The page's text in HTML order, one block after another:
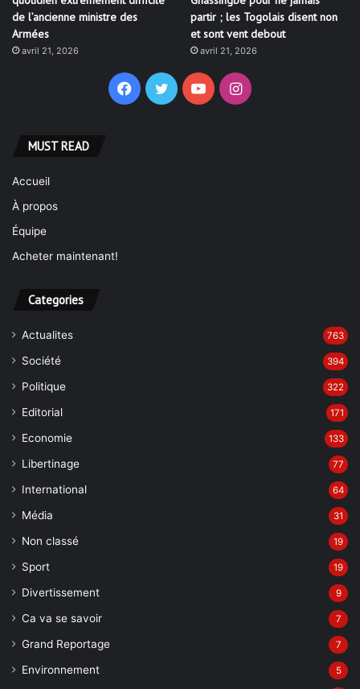
de l’ancienne ministre des
Armées
avril 21, 2026
partir ; les Togolais disent non
et sont vent debout
avril 21, 2026
Facebook
TwitterYouTubeInstagram
MUST READ
Accueil
À propos
Équipe
Acheter maintenant!
Categories
Actualites 763
Société 394
Politique 322
Editorial 171
Economie 133
Libertinage 77
International 64
Média 31
Non classé 19
Sport 19
Divertissement 9
Ca va se savoir 7
Grand Reportage 7
Environnement 5